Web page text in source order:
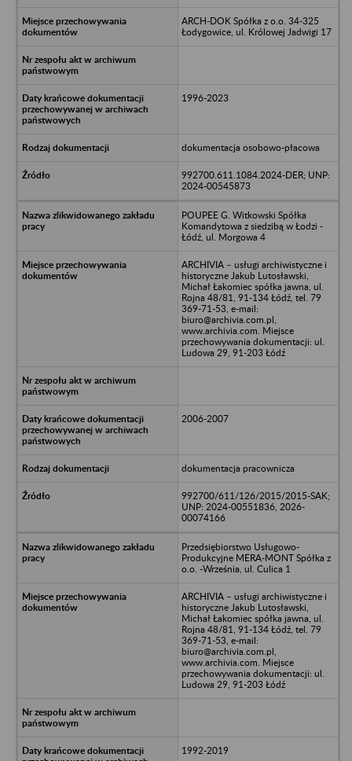
ARCH-DOK Spółka z o.o. 34-325
Łodygowice, ul. Królowej Jadwigi 17
1996-2023
dokumentacja osobowo-płacowa
992700.611.1084.2024-DER; UNP:
2024-00545873
POUPEE G. Witkowski Spółka
Komandytowa z siedzibą w Łodzi -
Łódź, ul. Morgowa 4
ARCHIVIA – usługi archiwistyczne i
historyczne Jakub Lutosławski,
Michał Łakomiec spółka jawna, ul.
Rojna 48/81, 91-134 Łódź, tel. 79
369-71-53, e-mail:
biuro@archivia.com.pl,
www.archivia.com. Miejsce
przechowywania dokumentacji: ul.
Ludowa 29, 91-203 Łódź
2006-2007
dokumentacja pracownicza
992700/611/126/2015/2015-SAK;
UNP: 2024-00551836, 2026-
00074166
Przedsiębiorstwo Usługowo-
Produkcyjne MERA-MONT Spółka z
o.o. -Września, ul. Culica 1
ARCHIVIA – usługi archiwistyczne i
historyczne Jakub Lutosławski,
Michał Łakomiec spółka jawna, ul.
Rojna 48/81, 91-134 Łódź, tel. 79
369-71-53, e-mail:
biuro@archivia.com.pl,
www.archivia.com. Miejsce
przechowywania dokumentacji: ul.
Ludowa 29, 91-203 Łódź
1992-2019